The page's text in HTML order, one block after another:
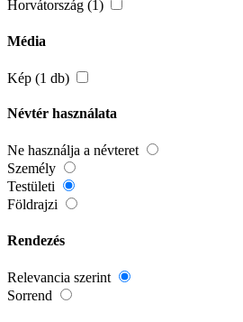
Horvátország (1)
Média
Kép (1 db)
Névtér használata
Ne használja a névteret
Személy
Testületi
Földrajzi
Rendezés
Relevancia szerint
Sorrend